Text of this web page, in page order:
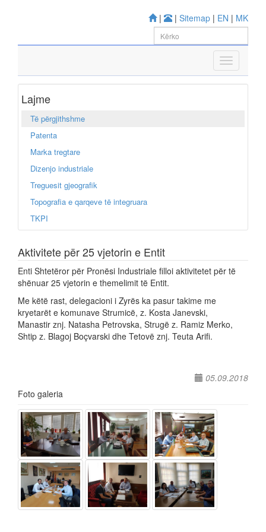
| | Sitemap | EN | MK
Lajme
Të përgjithshme
Patenta
Marka tregtare
Dizenjo industriale
Treguesit gjeografik
Topografia e qarqeve të integruara
TKPI
Aktivitete për 25 vjetorin e Entit
Enti Shtetëror për Pronësi Industriale filloi aktivitetet për të
shënuar 25 vjetorin e themelimit të Entit.
Me këtë rast, delegacioni i Zyrës ka pasur takime me
kryetarët e komunave Strumicë, z. Kosta Janevski,
Manastir znj. Natasha Petrovska, Strugë z. Ramiz Merko,
Shtip z. Blagoj Boçvarski dhe Tetovë znj. Teuta Arifi.
05.09.2018
Foto galeria